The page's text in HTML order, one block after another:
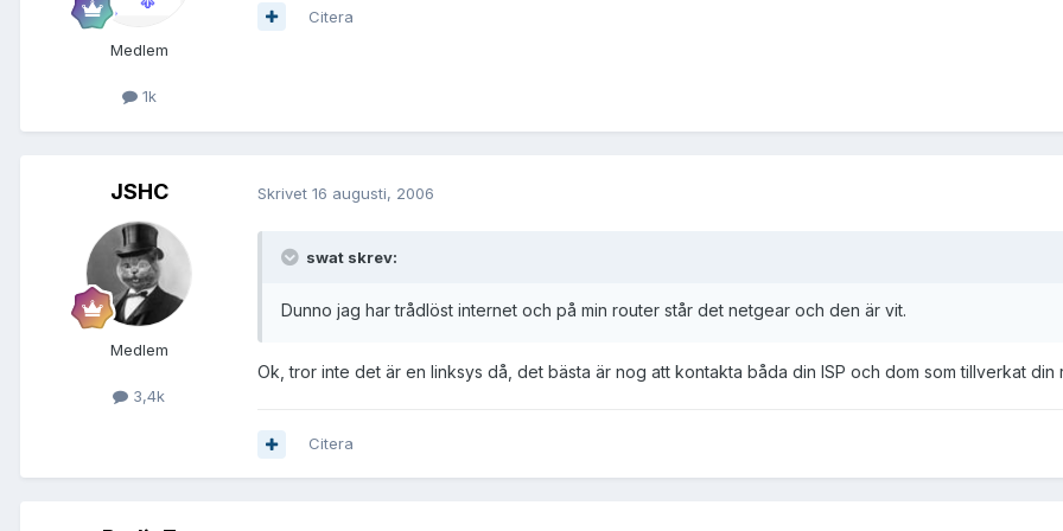
Medlem
1k
Citera
JSHC
Medlem
3,4k
Skrivet 16 augusti, 2006
swat skrev:
Dunno jag har trådlöst internet och på min router står det netgear och den är vit.
Ok, tror inte det är en linksys då, det bästa är nog att kontakta båda din ISP och dom som tillverkat din
Citera